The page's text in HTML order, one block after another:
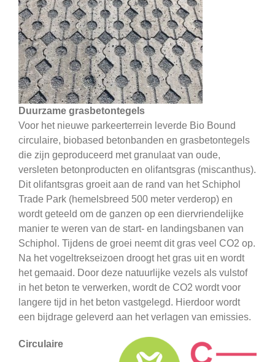
Duurzame grasbetontegels
Voor het nieuwe parkeerterrein leverde Bio Bound
circulaire, biobased betonbanden en grasbetontegels
die zijn geproduceerd met granulaat van oude,
versleten betonproducten en olifantsgras (miscanthus).
Dit olifantsgras groeit aan de rand van het Schiphol
Trade Park (hemelsbreed 500 meter verderop) en
wordt geteeld om de ganzen op een diervriendelijke
manier te weren van de start- en landingsbanen van
Schiphol. Tijdens de groei neemt dit gras veel CO2 op.
Na het vogeltrekseizoen droogt het gras uit en wordt
het gemaaid. Door deze natuurlijke vezels als vulstof
in het beton te verwerken, wordt de CO2 wordt voor
langere tijd in het beton vastgelegd. Hierdoor wordt
een bijdrage geleverd aan het verlagen van emissies.
Circulaire